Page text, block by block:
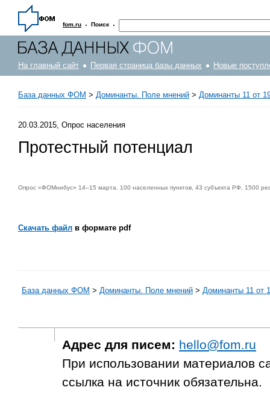
fom.ru · Поиск ·
На главный сайт Первая страница базы данных Новые
База данных ФОМ > Доминанты. Поле мнений > Доминанты 11 от
20.03.2015, Опрос населения
Протестный потенциал
Опрос «ФОМнибус» 14–15 марта. 100 населенных пунктов, 43 субъекта РФ, 1500
Скачать файл в формате pdf
База данных ФОМ > Доминанты. Поле мнений > Доминанты 11 от
Адрес для писем: hello@fom.ru
При использовании материалов
ссылка на источник обязательна.